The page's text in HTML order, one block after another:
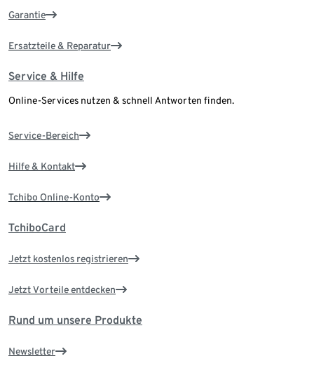
Garantie
Ersatzteile & Reparatur
Service & Hilfe
Online-Services nutzen & schnell Antworten finden.
Service-Bereich
Hilfe & Kontakt
Tchibo Online-Konto
TchiboCard
Jetzt kostenlos registrieren
Jetzt Vorteile entdecken
Rund um unsere Produkte
Newsletter